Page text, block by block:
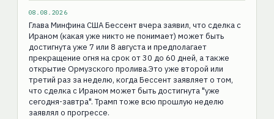
08.08.2026
Глава Минфина США Бессент вчера заявил, что сделка с
Ираном (какая уже никто не понимает) может быть
достигнута уже 7 или 8 августа и предполагает
прекращение огня на срок от 30 до 60 дней, а также
открытие Ормузского пролива.Это уже второй или
третий раз за неделю, когда Бессент заявляет о том,
что сделка с Ираном может быть достигнута "уже
сегодня-завтра". Трамп тоже всю прошлую неделю
заявлял о прогрессе.